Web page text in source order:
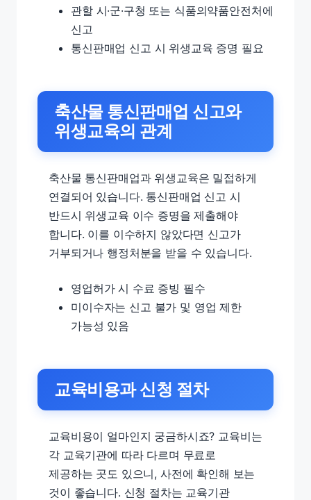
관할 시·군·구청 또는 식품의약품안전처에
신고
통신판매업 신고 시 위생교육 증명 필요
축산물 통신판매업 신고와
위생교육의 관계
축산물 통신판매업과 위생교육은 밀접하게
연결되어 있습니다. 통신판매업 신고 시
반드시 위생교육 이수 증명을 제출해야
합니다. 이를 이수하지 않았다면 신고가
거부되거나 행정처분을 받을 수 있습니다.
영업허가 시 수료 증빙 필수
미이수자는 신고 불가 및 영업 제한
가능성 있음
교육비용과 신청 절차
교육비용이 얼마인지 궁금하시죠? 교육비는
각 교육기관에 따라 다르며 무료로
제공하는 곳도 있으니, 사전에 확인해 보는
것이 좋습니다. 신청 절차는 교육기관